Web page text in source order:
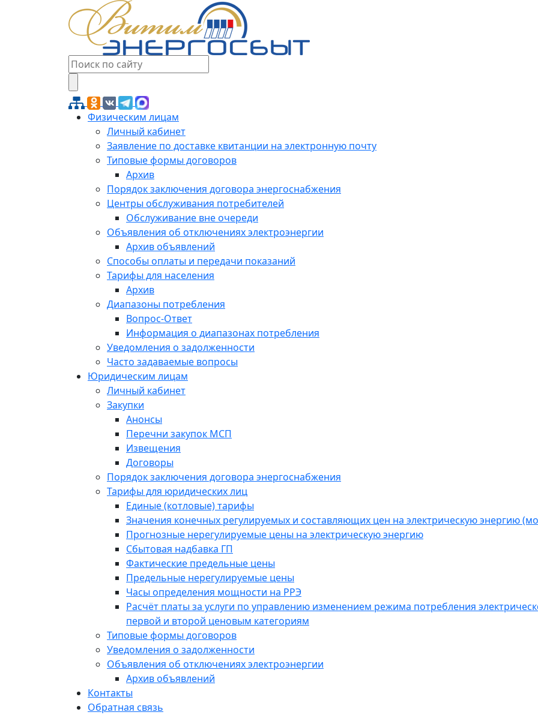
Физическим лицам
Личный кабинет
Заявление по доставке квитанции на электронную почту
Типовые формы договоров
Архив
Порядок заключения договора энергоснабжения
Центры обслуживания потребителей
Обслуживание вне очереди
Объявления об отключениях электроэнергии
Архив объявлений
Способы оплаты и передачи показаний
Тарифы для населения
Архив
Диапазоны потребления
Вопрос-Ответ
Информация о диапазонах потребления
Уведомления о задолженности
Часто задаваемые вопросы
Юридическим лицам
Личный кабинет
Закупки
Анонсы
Перечни закупок МСП
Извещения
Договоры
Порядок заключения договора энергоснабжения
Тарифы для юридических лиц
Единые (котловые) тарифы
Значения конечных регулируемых и составляющих цен на электрическую энергию
Прогнозные нерегулируемые цены на электрическую энергию
Сбытовая надбавка ГП
Фактические предельные цены
Предельные нерегулируемые цены
Часы определения мощности на РРЭ
Расчёт платы за услуги по управлению изменением режима потребления
первой и второй ценовым категориям
Типовые формы договоров
Уведомления о задолженности
Объявления об отключениях электроэнергии
Архив объявлений
Контакты
Обратная связь